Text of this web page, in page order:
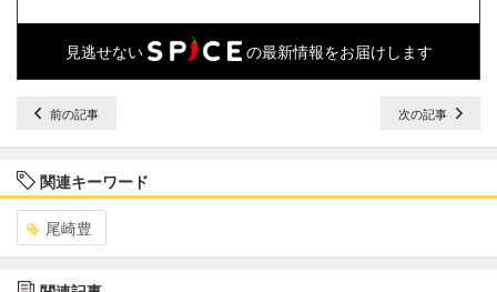
見逃せない の最新情報をお届けします
前の記事 次の記事
関連キーワード
尾崎豊